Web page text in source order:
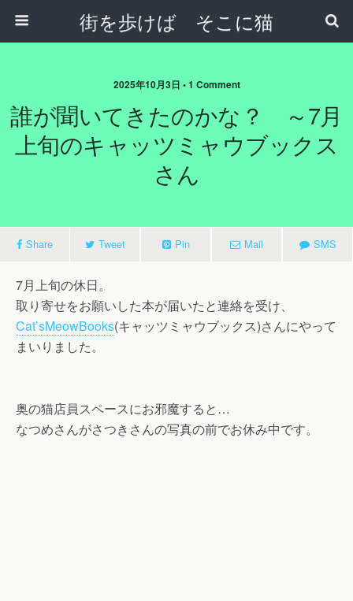
街を歩けば そこに猫
2025年10月3日 • 1 Comment
誰が聞いてきたのかな？ ～7月
上旬のキャッツミャウブックス
さん
Share Tweet Pin Mail SMS
7月上旬の休日。
取り寄せをお願いした本が届いたと連絡を受け、
Cat’sMeowBooks(キャッツミャウブックス)さんにやって
まいりました。
奥の猫店員スペースにお邪魔すると…
なつめさんがさつきさんの写真の前でお休み中です。